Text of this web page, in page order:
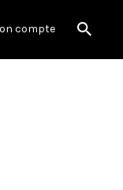
compte